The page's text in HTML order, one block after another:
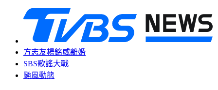
方志友楊銘威離婚
SBS歌謠大戰
颱風動態